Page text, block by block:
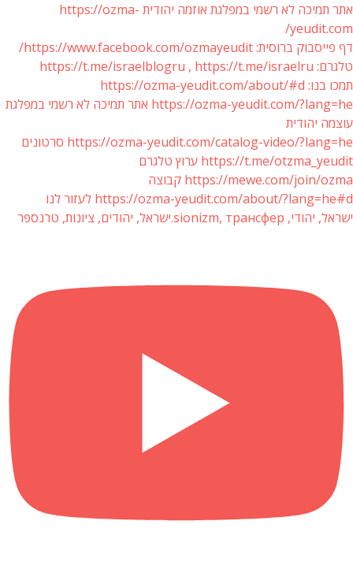
אתר תמיכה לא רשמי במפלגת אוזמה יהודית https://ozma-
yeudit.com/
דף פייסבוק ברוסית: https://www.facebook.com/ozmayeudit/
טלגרם: https://t.me/israelblogru , https://t.me/israelru
תמכו בנו: https://ozma-yeudit.com/about/#d
https://ozma-yeudit.com/?lang=he אתר תמיכה לא רשמי במפלגת
עוצמה יהודית
https://ozma-yeudit.com/catalog-video/?lang=he סרטונים
https://t.me/otzma_yeudit ערוץ טלגרם
https://mewe.com/join/ozma קבוצה
https://ozma-yeudit.com/about/?lang=he#d לעזור לנו
ישראל, יהודי, sionizm, трансфер.ישראל, יהודים, ציונות, טרנספר